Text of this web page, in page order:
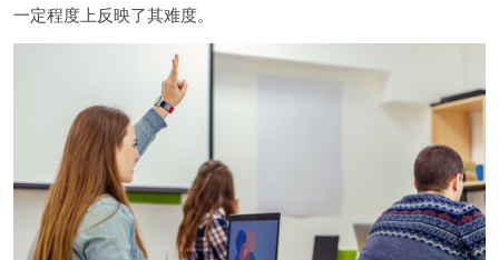
一定程度上反映了其难度。